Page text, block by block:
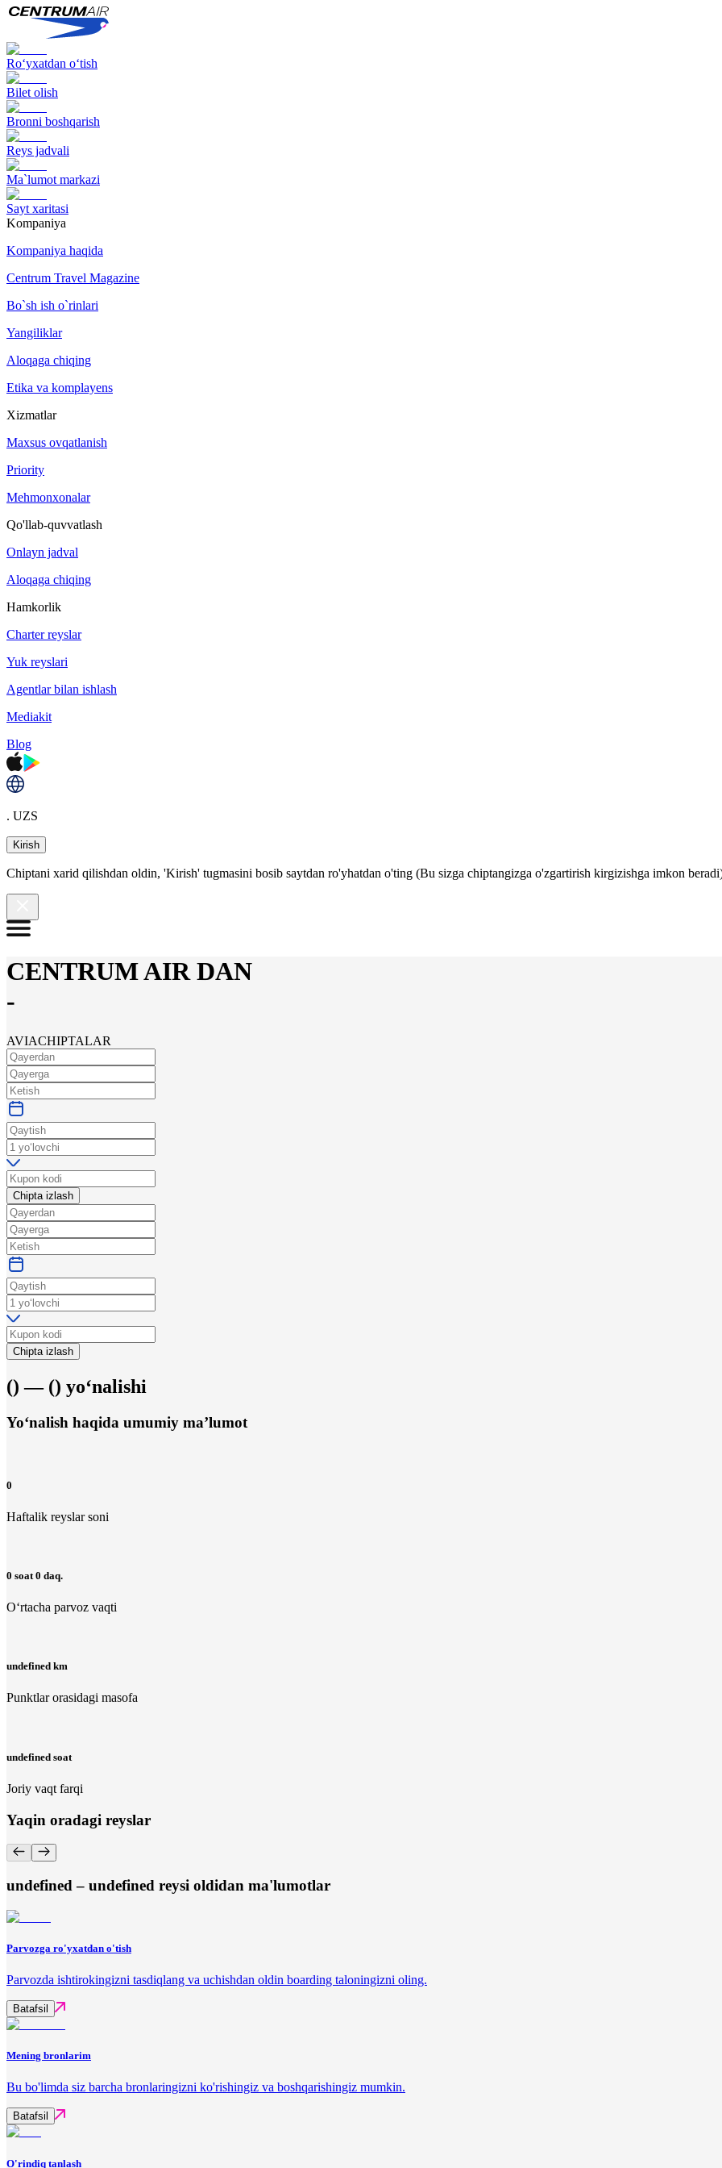
Ro‘yxatdan o‘tish
Bilet olish
Bronni boshqarish
Reys jadvali
Ma`lumot markazi
Sayt xaritasi
Kompaniya
Kompaniya haqida
Centrum Travel Magazine
Bo`sh ish o`rinlari
Yangiliklar
Aloqaga chiqing
Etika va komplayens
Xizmatlar
Maxsus ovqatlanish
Priority
Mehmonxonalar
Qo'llab-quvvatlash
Onlayn jadval
Aloqaga chiqing
Hamkorlik
Charter reyslar
Yuk reyslari
Agentlar bilan ishlash
Mediakit
Blog
. UZS
Kirish
Chiptani xarid qilishdan oldin, 'Kirish' tugmasini bosib saytdan ro'yhatdan o'ting (Bu sizga chiptangizga o'zgartirish kirgizishga imkon
CENTRUM AIR DAN
-
AVIACHIPTALAR
Chipta izlash
Chipta izlash
() — () yo‘nalishi
Yo‘nalish haqida umumiy ma’lumot
0
Haftalik reyslar soni
0 soat 0 daq.
O‘rtacha parvoz vaqti
undefined km
Punktlar orasidagi masofa
undefined soat
Joriy vaqt farqi
Yaqin oradagi reyslar
undefined – undefined reysi oldidan ma'lumotlar
Parvozga ro'yxatdan o'tish
Parvozda ishtirokingizni tasdiqlang va uchishdan oldin boarding taloningizni oling.
Batafsil
Mening bronlarim
Bu bo'limda siz barcha bronlaringizni ko'rishingiz va boshqarishingiz mumkin.
Batafsil
O'rindiq tanlash